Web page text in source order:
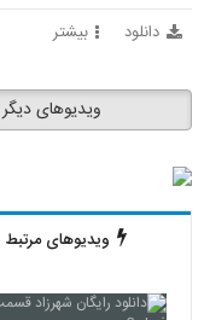
دانلود بیشتر
ویدیوهای دیگر
ویدیوهای مرتبط